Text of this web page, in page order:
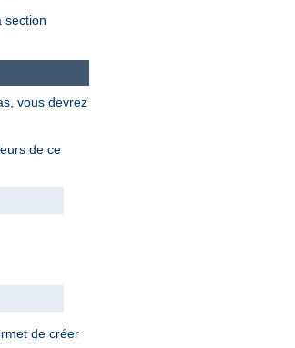
section
vous devrez
de ce
de créer